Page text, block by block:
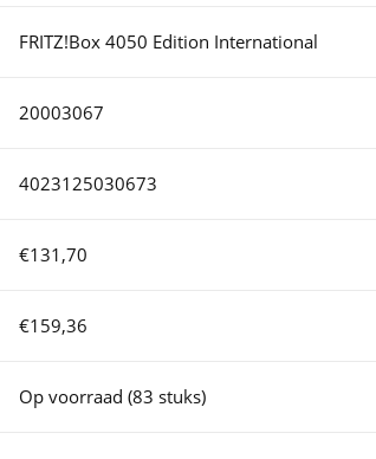
FRITZ!Box 4050 Edition International
20003067
4023125030673
€131,70
€159,36
Op voorraad (83 stuks)